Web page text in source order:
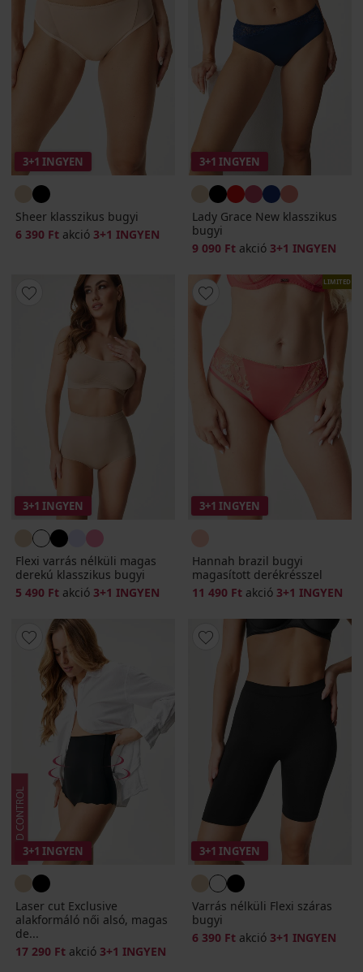
3+1 INGYEN
Sheer klasszikus bugyi
6 390 Ft akció 3+1 INGYEN
3+1 INGYEN
Lady Grace New klasszikus
bugyi
9 090 Ft akció 3+1 INGYEN
3+1 INGYEN
Flexi varrás nélküli magas
derekú klasszikus bugyi
5 490 Ft akció 3+1 INGYEN
LIMITED
3+1 INGYEN
Hannah brazil bugyi
magasított derékrésszel
11 490 Ft akció 3+1 INGYEN
3+1 INGYEN
Laser cut Exclusive
alakformáló női alsó, magas
de...
17 290 Ft akció 3+1 INGYEN
3+1 INGYEN
Varrás nélküli Flexi száras
bugyi
6 390 Ft akció 3+1 INGYEN